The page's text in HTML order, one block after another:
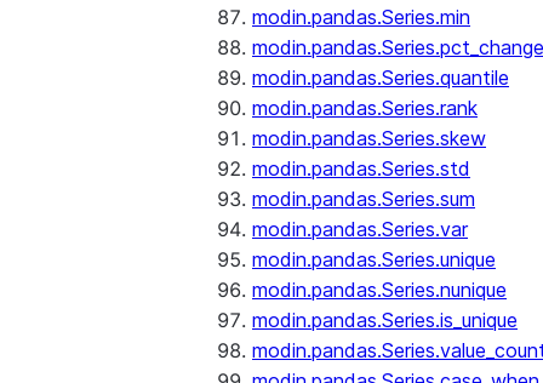
modin.pandas.Series.min
modin.pandas.Series.pct_change
modin.pandas.Series.quantile
modin.pandas.Series.rank
modin.pandas.Series.skew
modin.pandas.Series.std
modin.pandas.Series.sum
modin.pandas.Series.var
modin.pandas.Series.unique
modin.pandas.Series.nunique
modin.pandas.Series.is_unique